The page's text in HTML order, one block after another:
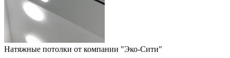
Натяжные потолки от компании "Эко-Сити"